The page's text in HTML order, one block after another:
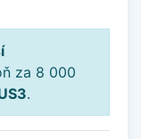
za 8 000
.